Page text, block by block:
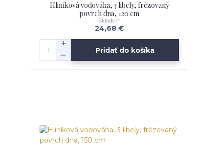
Hliníková vodováha, 3 libely, frézovaný
povrch dna, 120 cm
24,68 €
Skladom
Pridať do košíka